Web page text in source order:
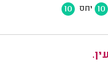
10 יחס 10